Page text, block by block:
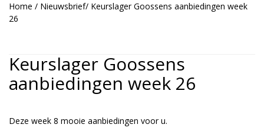
Home / Nieuwsbrief/ Keurslager Goossens aanbiedingen week
26
Keurslager Goossens
aanbiedingen week 26
Deze week 8 mooie aanbiedingen voor u.